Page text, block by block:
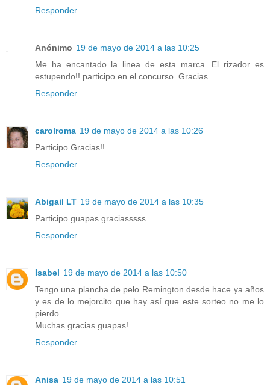
Responder
Anónimo 19 de mayo de 2014 a las 10:25
Me ha encantado la linea de esta marca. El rizador es
estupendo!! participo en el concurso. Gracias
Responder
carolroma 19 de mayo de 2014 a las 10:26
Participo.Gracias!!
Responder
Abigail LT 19 de mayo de 2014 a las 10:35
Participo guapas graciasssss
Responder
Isabel 19 de mayo de 2014 a las 10:50
Tengo una plancha de pelo Remington desde hace ya años
y es de lo mejorcito que hay así que este sorteo no me lo
pierdo.
Muchas gracias guapas!
Responder
Anisa 19 de mayo de 2014 a las 10:51